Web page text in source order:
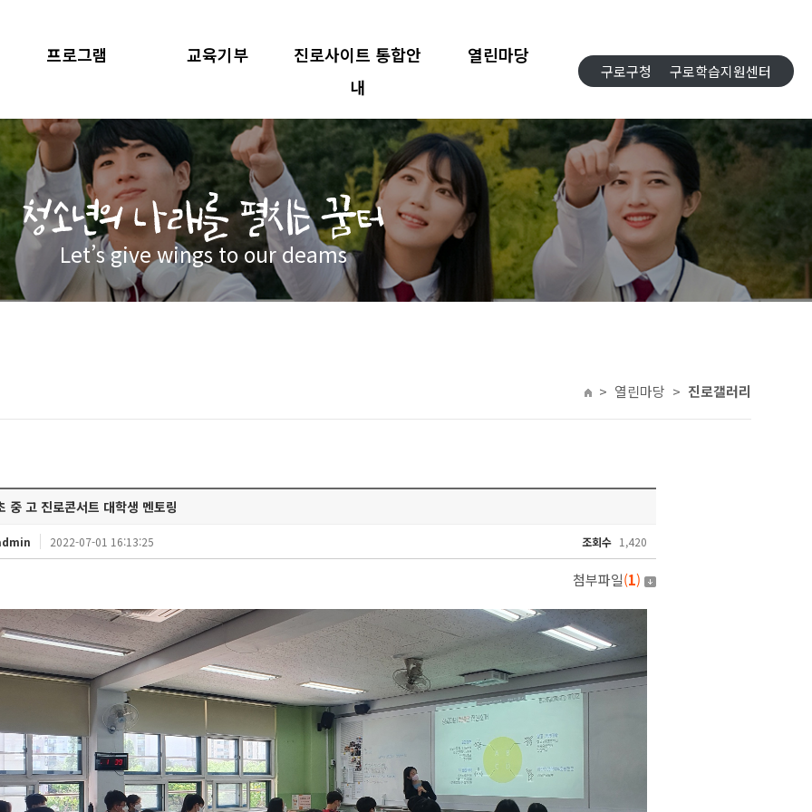
프로그램 교육기부
진로사이트 통합안
내
열린마당
구로구청 구로학습지원센터
Let’s give wings to our deams
> 열린마당 > 진로갤러리
중 고 진로콘서트 대학생 멘토링
2022-07-01 16:13:25 조회수 1,420
첨부파일(1)